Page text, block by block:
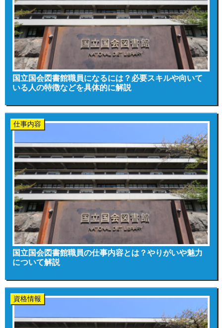
国立国会図書館職員になるには？必要スキルや向いて
いる人の特徴などを具体的に解説
仕事内容
国立国会図書館職員の仕事内容とは？やりがいや魅力
について解説
資格情報